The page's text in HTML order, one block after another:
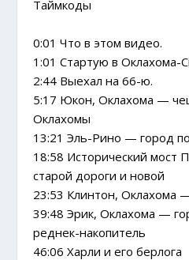
Таймкоды
0:01 Что в этом видео.
1:01 Стартую в Оклахома-
2:44 Выехал на 66-ю.
5:17 Юкон, Оклахома —
Оклахомы
13:21 Эль-Рино — город
18:58 Исторический мост
старой дороги и новой
23:53 Клинтон, Оклахома
39:48 Эрик, Оклахома —
реднек-накопитель
46:06 Харли и его берлога